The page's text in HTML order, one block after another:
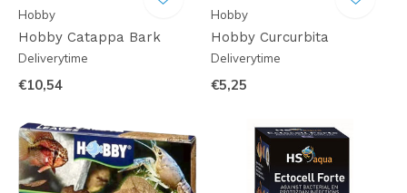
Hobby
Hobby Catappa Bark
Deliverytime
€10,54
Hobby
Hobby Curcurbita
Deliverytime
€5,25